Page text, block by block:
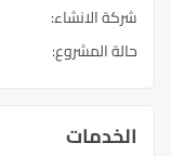
شركة الانشاء:
حالة المشروع:
الخدمات